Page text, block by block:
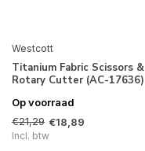
Westcott
Titanium Fabric Scissors &
Rotary Cutter (AC-17636)
Op voorraad
€21,29 €18,89
Incl. btw